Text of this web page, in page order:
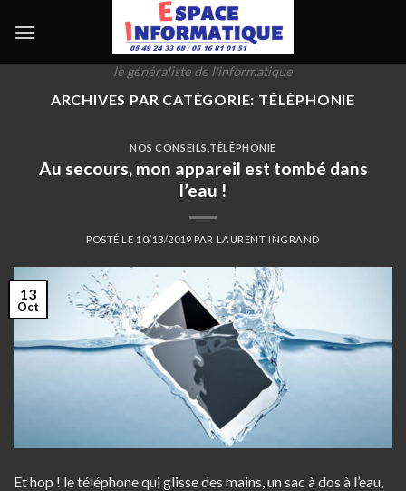
le généraliste de l'informatique
ARCHIVES PAR CATÉGORIE: TÉLÉPHONIE
NOS CONSEILS TÉLÉPHONIE
Au secours, mon appareil est tombé dans
l’eau !
POSTÉ LE 10/13/2019 PAR LAURENT INGRAND
13
Oct
Et hop ! le téléphone qui glisse des mains, un sac à dos à l’eau,